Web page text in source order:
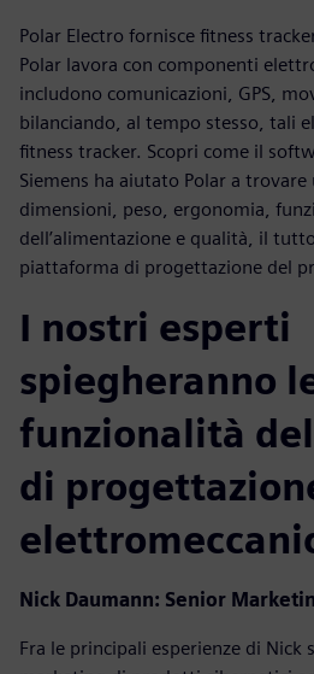
Polar Electro fornisce fitness
Polar lavora con componenti
includono comunicazioni, GPS,
bilanciando, al tempo stesso, tali
fitness tracker. Scopri come il
Siemens ha aiutato Polar a
dimensioni, peso, ergonomia,
dell’alimentazione e qualità, il
piattaforma di progettazione del
I nostri esperti
spiegheranno
funzionalità
di
Nick Daumann: Senior
Fra le principali esperienze di Nick